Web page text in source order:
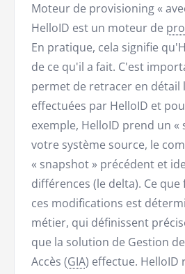
Moteur de provisioning «
HelloID est un moteur de
En pratique, cela signifie
de ce qu'il a fait. C'est
permet de retracer en détail
effectuées par HelloID et
exemple, HelloID prend un «
votre système source, le
« snapshot » précédent et
différences (le delta). Ce que
ces modifications est
métier, qui définissent
que la solution de Gestion
Accès (GIA) effectue.